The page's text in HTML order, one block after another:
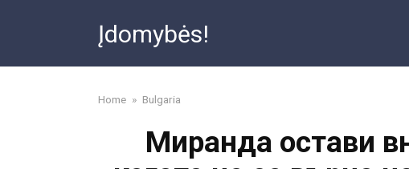
Įdomybės!
Home » Bulgaria
Миранда остави